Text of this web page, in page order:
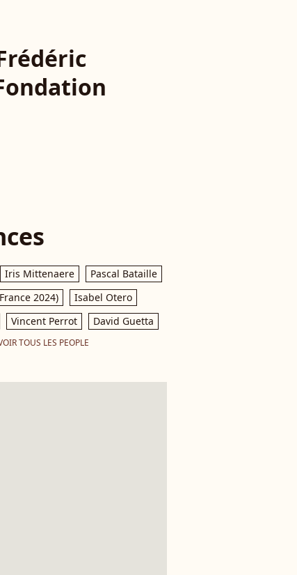
Iris Mittenaere
Pascal Bataille
2024)
Isabel Otero
Vincent Perrot David Guetta
TOUS LES PEOPLE